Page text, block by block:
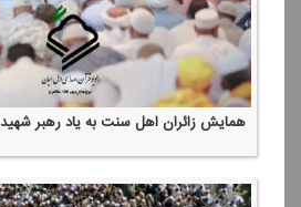
همایش زائران اهل سنت به یاد رهبر شهید